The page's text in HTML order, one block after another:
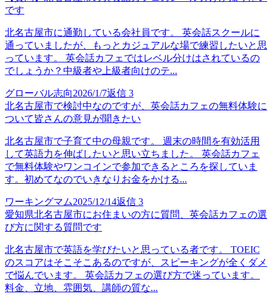
です
北名古屋市に通勤している会社員です。 英会話スクールに
通っていましたが、もっとカジュアルな場で練習したいと思
っています。 英会話カフェではレベル分けはされているの
でしょうか？中級者や上級者向けのテ...
グローバル志向2026/1/7返信 3
北名古屋市で検討中なのですが、英会話カフェの無料体験に
ついて皆さんの意見が聞きたい
北名古屋市で子育て中の母親です。 週末の時間を有効活用
して英語力を伸ばしたいと思い立ちました。 英会話カフェ
で無料体験やワンコインで参加できるところを探していま
す。初めてなのでいきなりお金をかける...
ワーキングマム2025/12/14返信 3
愛知県北名古屋市にお住まいの方に質問、英会話カフェの選
び方に関する質問です
北名古屋市で英語を学びたいと思っている者です。 TOEIC
のスコアはそこそこあるのですが、スピーキングが全くダメ
で悩んでいます。 英会話カフェの選び方で迷っています。
料金、立地、雰囲気、講師の質な...